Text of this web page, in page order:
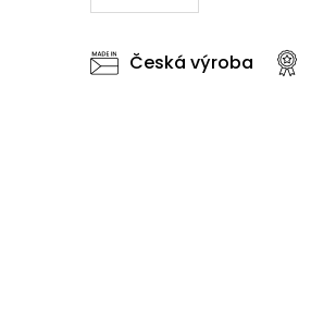
Česká výroba